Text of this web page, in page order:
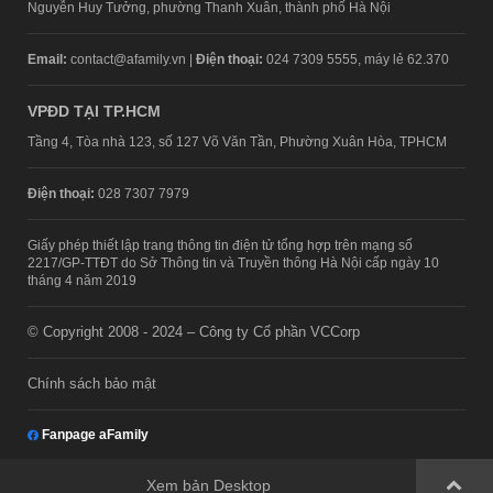
Nguyễn Huy Tưởng, phường Thanh Xuân, thành phố Hà Nội
Email: contact@afamily.vn | Điện thoại: 024 7309 5555, máy lẻ 62.370
VPĐD TẠI TP.HCM
Tầng 4, Tòa nhà 123, số 127 Võ Văn Tần, Phường Xuân Hòa, TPHCM
Điện thoại: 028 7307 7979
Giấy phép thiết lập trang thông tin điện tử tổng hợp trên mạng số
2217/GP-TTĐT do Sở Thông tin và Truyền thông Hà Nội cấp ngày 10
tháng 4 năm 2019
© Copyright 2008 - 2024 – Công ty Cổ phần VCCorp
Chính sách bảo mật
Fanpage aFamily
Xem bản Desktop